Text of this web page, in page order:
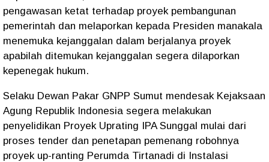
pengawasan ketat terhadap proyek pembangunan
pemerintah dan melaporkan kepada Presiden manakala
menemuka kejanggalan dalam berjalanya proyek
apabilah ditemukan kejanggalan segera dilaporkan
kepenegak hukum.
Selaku Dewan Pakar GNPP Sumut mendesak Kejaksaan
Agung Republik Indonesia segera melakukan
penyelidikan Proyek Uprating IPA Sunggal mulai dari
proses tender dan penetapan pemenang robohnya
proyek up-ranting Perumda Tirtanadi di Instalasi